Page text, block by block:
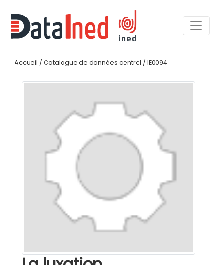
Accueil / Catalogue de données central / IE0094